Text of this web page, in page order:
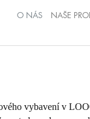
O NÁS NAŠE
vybavení v